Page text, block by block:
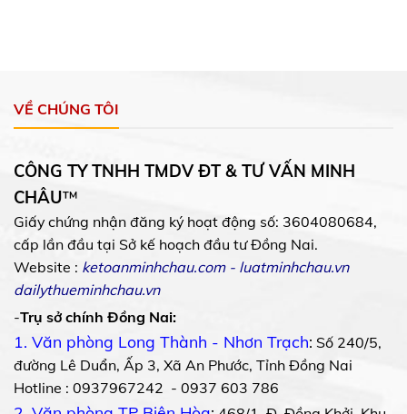
VỀ CHÚNG TÔI
CÔNG TY TNHH TMDV ĐT & TƯ VẤN MINH
CHÂU™
Giấy chứng nhận đăng ký hoạt động số: 3604080684,
cấp lần đầu tại Sở kế hoạch đầu tư Đồng Nai.
Website : ketoanminhchau.com- luatminhchau.vn
dailythueminhchau.vn
-Trụ sở chính Đồng Nai:
1. Văn phòng Long Thành - Nhơn Trạch: Số 240/5,
đường Lê Duẩn, Ấp 3, Xã An Phước, Tỉnh Đồng Nai
Hotline : 0937967242 - 0937 603 786